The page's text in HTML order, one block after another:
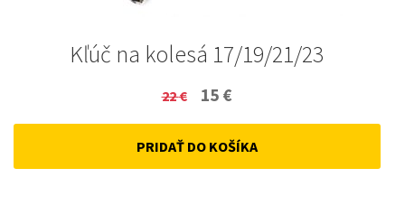
Kľúč na kolesá 17/19/21/23
22€
Original
price
was:
15 €
price
is:
PRIDAŤ DO KOŠÍKA